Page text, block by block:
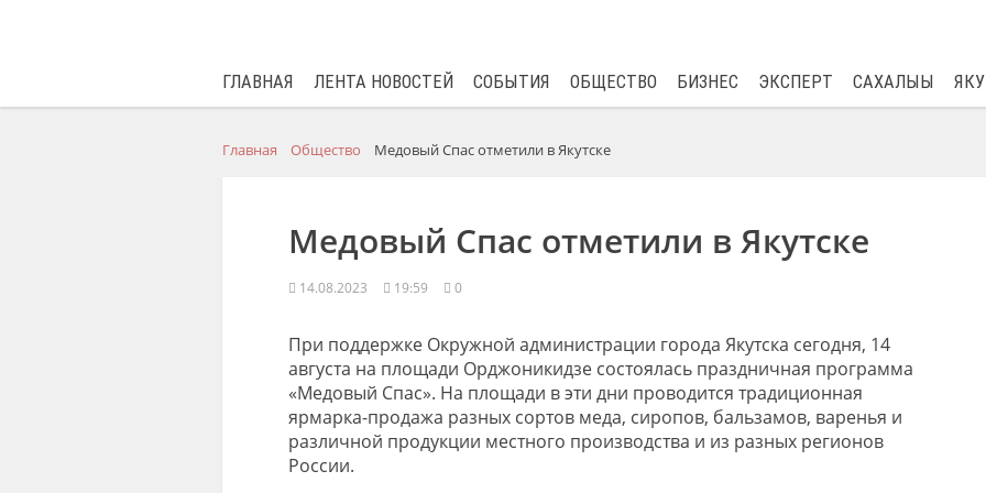
ГЛАВНАЯ ЛЕНТА НОВОСТЕЙ СОБЫТИЯ ОБЩЕСТВО БИЗНЕС ЭКСПЕРТ САХАЛЫЫ
Главная Общество Медовый Спас отметили в Якутске
Медовый Спас отметили в Якутске
14.08.2023 19:59 0
При поддержке Окружной администрации города Якутска сегодня, 14
августа на площади Орджоникидзе состоялась праздничная программа
«Медовый Спас». На площади в эти дни проводится традиционная
ярмарка-продажа разных сортов меда, сиропов, бальзамов, варенья и
различной продукции местного производства и из разных регионов
России.